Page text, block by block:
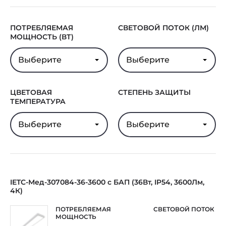
Минпромторга
Гарантия 5 лет
ПОТРЕБЛЯЕМАЯ
МОЩНОСТЬ (ВТ)
Выберите
СВЕТОВОЙ ПОТОК (ЛМ)
Выберите
ЦВЕТОВАЯ
ТЕМПЕРАТУРА
Выберите
СТЕПЕНЬ ЗАЩИТЫ
Выберите
IETC-Мед-307084-36-3600 с БАП (36Вт, IP54, 3600Лм,
4К)